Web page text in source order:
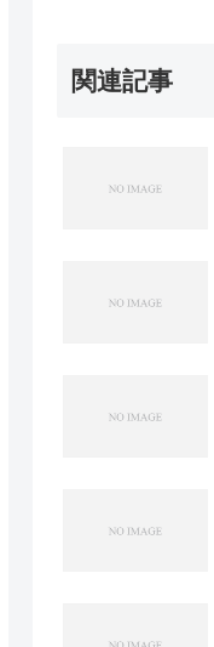
関連記事